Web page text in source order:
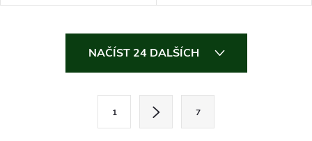
NAČÍST 24 DALŠÍCH
1 7